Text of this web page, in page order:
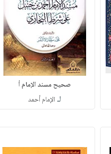
صحيح مسند الإمام أ
لـ الإمام أحمد